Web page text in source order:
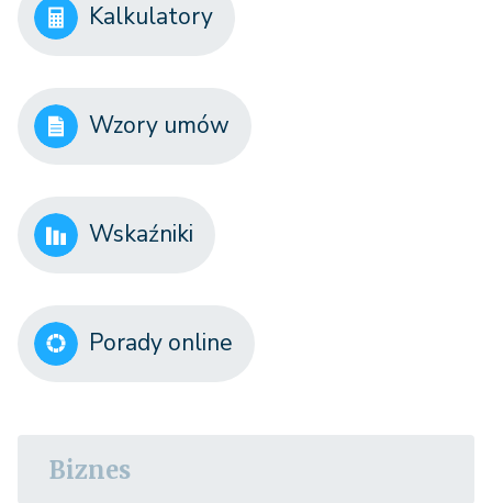
Kalkulatory
Wzory umów
Wskaźniki
Porady online
Biznes